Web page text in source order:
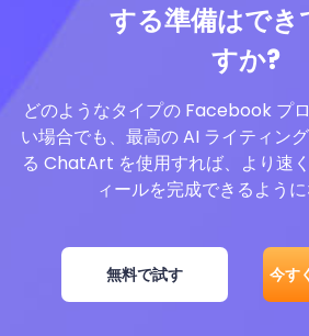
する準備はでき
すか?
どのようなタイプの Facebook プ
い場合でも、最高の AI ライティン
る ChatArt を使用すれば、より速
ィールを完成できるように
無料で試す 今す